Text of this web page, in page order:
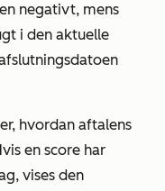
negativt, mens
i den aktuelle
hvordan aftalens
en score har
vises den